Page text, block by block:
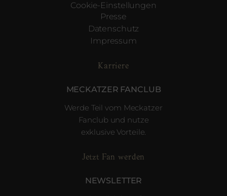
Cookie-Einstellungen
Presse
Datenschutz
Impressum
Karriere
MECKATZER FANCLUB
Werde Teil vom Meckatzer
Fanclub und nutze
exklusive Vorteile.
Jetzt Fan werden
NEWSLETTER